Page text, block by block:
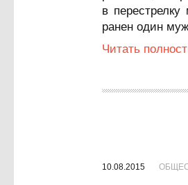
в
ранен один
Читать
10.08.2015